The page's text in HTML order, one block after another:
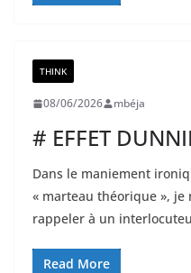
THINK
08/06/2026 mbéja
# EFFET
Dans le maniement
« marteau théorique », je
rappeler à un
Read More